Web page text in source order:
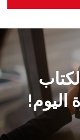
اليوم!